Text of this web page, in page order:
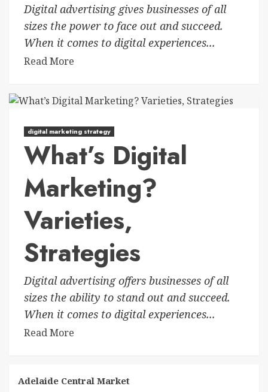
Digital advertising gives businesses of all
sizes the power to face out and succeed.
When it comes to digital experiences...
Read More
digital marketing strategy
What’s Digital
Marketing?
Varieties,
Strategies
Digital advertising offers businesses of all
sizes the ability to stand out and succeed.
When it comes to digital experiences...
Read More
Adelaide Central Market